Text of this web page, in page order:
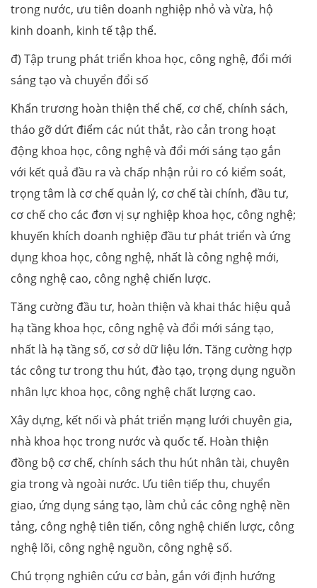
trong nước, ưu tiên doanh nghiệp nhỏ và vừa, hộ
kinh doanh, kinh tế tập thể.
đ) Tập trung phát triển khoa học, công nghệ, đổi mới
sáng tạo và chuyển đổi số
Khẩn trương hoàn thiện thể chế, cơ chế, chính sách,
tháo gỡ dứt điểm các nút thắt, rào cản trong hoạt
động khoa học, công nghệ và đổi mới sáng tạo gắn
với kết quả đầu ra và chấp nhận rủi ro có kiểm soát,
trọng tâm là cơ chế quản lý, cơ chế tài chính, đầu tư,
cơ chế cho các đơn vị sự nghiệp khoa học, công nghệ;
khuyến khích doanh nghiệp đầu tư phát triển và ứng
dụng khoa học, công nghệ, nhất là công nghệ mới,
công nghệ cao, công nghệ chiến lược.
Tăng cường đầu tư, hoàn thiện và khai thác hiệu quả
hạ tầng khoa học, công nghệ và đổi mới sáng tạo,
nhất là hạ tầng số, cơ sở dữ liệu lớn. Tăng cường hợp
tác công tư trong thu hút, đào tạo, trọng dụng nguồn
nhân lực khoa học, công nghệ chất lượng cao.
Xây dựng, kết nối và phát triển mạng lưới chuyên gia,
nhà khoa học trong nước và quốc tế. Hoàn thiện
đồng bộ cơ chế, chính sách thu hút nhân tài, chuyên
gia trong và ngoài nước. Ưu tiên tiếp thu, chuyển
giao, ứng dụng sáng tạo, làm chủ các công nghệ nền
tảng, công nghệ tiên tiến, công nghệ chiến lược, công
nghệ lõi, công nghệ nguồn, công nghệ số.
Chú trọng nghiên cứu cơ bản, gắn với định hướng